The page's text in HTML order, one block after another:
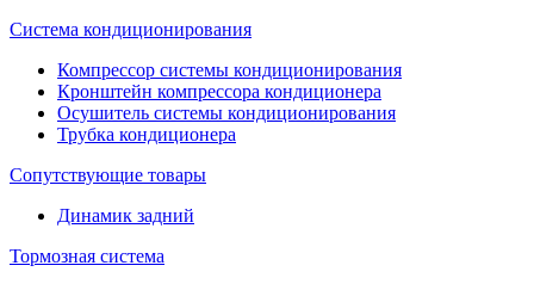
Система кондиционирования
Компрессор системы кондиционирования
Кронштейн компрессора кондиционера
Осушитель системы кондиционирования
Трубка кондиционера
Сопутствующие товары
Динамик задний
Тормозная система